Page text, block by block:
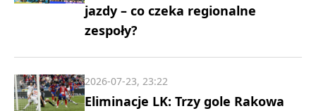
jazdy – co czeka regionalne
zespoły?
Eliminacje LK: Trzy gole Rakowa
2026-07-23, 23:22